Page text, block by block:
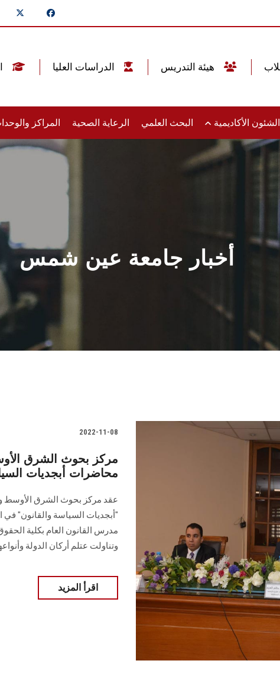
الشئون الأكاديمية البحث العلمي الرعاية الصحية المراكز
أخبار جامعة عين شمس
2022-11-08
مركز بحوث الشرق
محاضرات أبجديات
عقد مركز بحوث الشرق الأوسط
"أبجديات السياسة والقانون" في
مدرس القانون العام بكلية
وتناولت عتلم أركان الدولة
اقرأ المزيد